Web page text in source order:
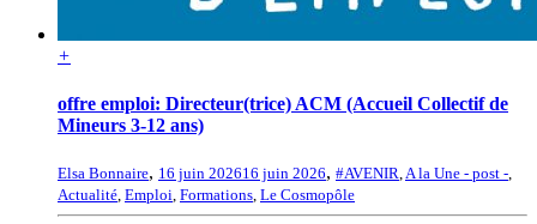
+
offre emploi: Directeur(trice) ACM (Accueil Collectif de
Mineurs 3-12 ans)
Elsa Bonnaire, 16 juin 202616 juin 2026, #AVENIR,A la Une - post -,
Actualité, Emploi, Formations, Le Cosmopôle